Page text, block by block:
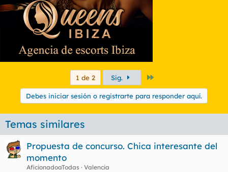
1 de 2 Sig.
Debes iniciar sesión o registrarte para responder aquí.
Temas similares
Propuesta de concurso. Chica interesante del
momento
AficionadoaTodas Valencia